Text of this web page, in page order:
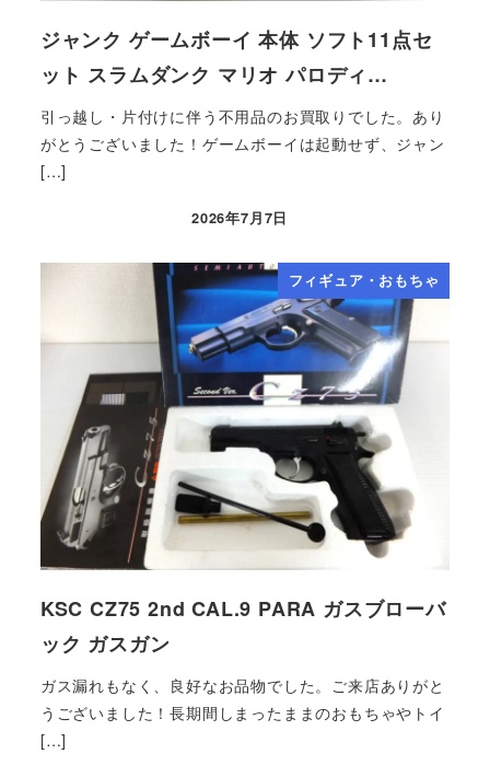
ジャンク ゲームボーイ 本体 ソフト11点セ
ット スラムダンク マリオ パロディ…
引っ越し・片付けに伴う不用品のお買取りでした。あり
がとうございました！ゲームボーイは起動せず、ジャン
[…]
2026年7月7日
フィギュア・おもちゃ
KSC CZ75 2nd CAL.9 PARA ガスブローバ
ック ガスガン
ガス漏れもなく、良好なお品物でした。ご来店ありがと
うございました！長期間しまったままのおもちゃやトイ
[…]